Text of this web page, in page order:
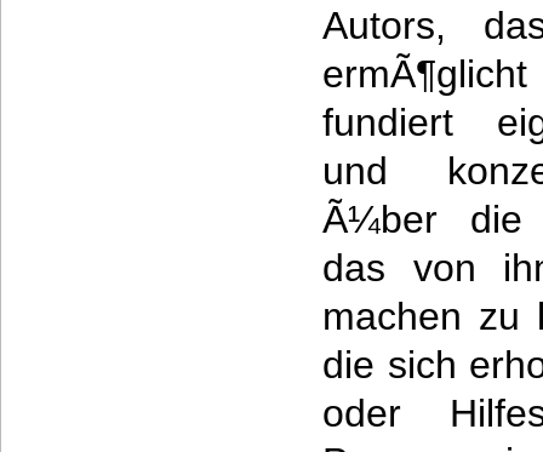
Autors,
fundiert
und
Ã¼ber die
das von
machen zu
die sich
oder